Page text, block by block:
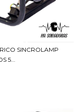
SINCROLAMP
5...